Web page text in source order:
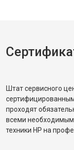
Штат сервисного
проходят
всеми
техники HP на